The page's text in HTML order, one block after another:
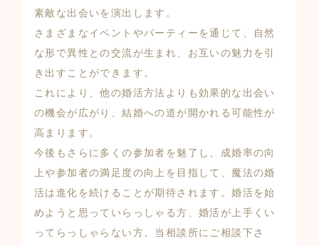
素敵な出会いを演出します。
さまざまなイベントやパーティーを通じて、自然
な形で異性との交流が生まれ、お互いの魅力を引
き出すことができます。
これにより、他の婚活方法よりも効果的な出会い
の機会が広がり、結婚への道が開かれる可能性が
高まります。
今後もさらに多くの参加者を魅了し、成婚率の向
上や参加者の満足度の向上を目指して、魔法の婚
活は進化を続けることが期待されます。婚活を始
めようと思っていらっしゃる方、婚活が上手くい
ってらっしゃらない方、当相談所にご相談下さ